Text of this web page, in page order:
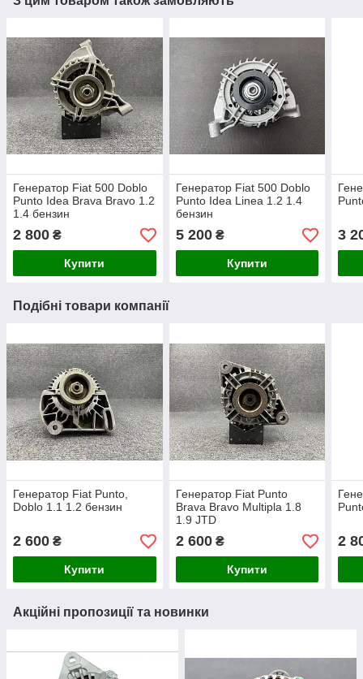
Генератор Fiat 500 Doblo
Punto Idea Brava Bravo 1.2
1.4 бензин
2 800 ₴
Купити
Генератор Fiat 500 Doblo
Punto Idea Linea 1.2 1.4
бензин
5 200₴
Купити
3
Подібні товари компанії
Генератор Fiat Punto,
Doblo 1.1 1.2 бензин
2 600 ₴
Купити
Генератор Fiat Punto
Brava Bravo Multipla 1.8
1.9 JTD
2 600₴
Купити
2
Акційні пропозиції та новинки